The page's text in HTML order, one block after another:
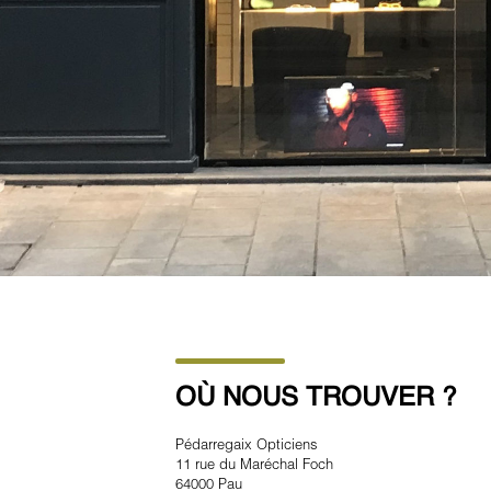
OÙ NOUS TROUVER ?
Pédarregaix Opticiens
11 rue du Maréchal Foch
64000 Pau